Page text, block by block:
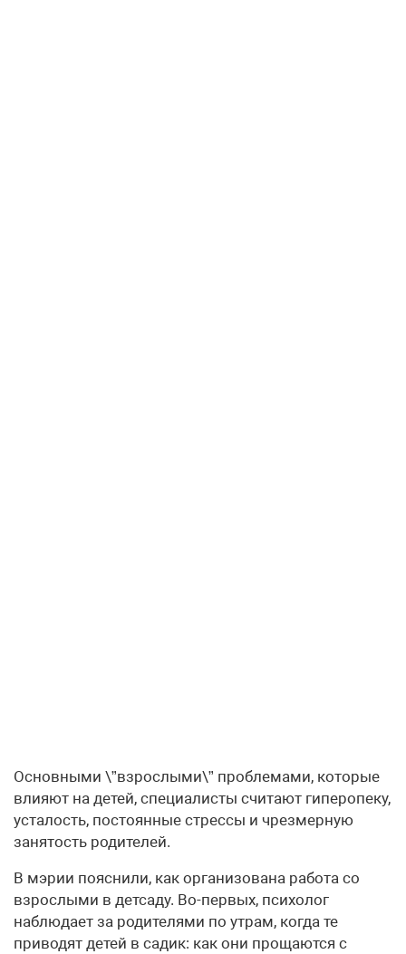
Основными \”взрослыми\” проблемами, которые
влияют на детей, специалисты считают гиперопеку,
усталость, постоянные стрессы и чрезмерную
занятость родителей.
В мэрии пояснили, как организована работа со
взрослыми в детсаду. Во-первых, психолог
наблюдает за родителями по утрам, когда те
приводят детей в садик: как они прощаются с